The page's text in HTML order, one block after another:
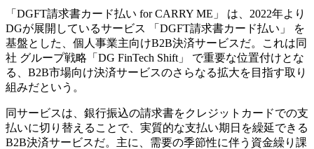
「DGFT請求書カード払い for CARRY ME」 は、2022年より
DGが展開しているサービス 「DGFT請求書カード払い」 を
基盤とした、個人事業主向けB2B決済サービスだ。これは同
社 グループ戦略「DG FinTech Shift」 で重要な位置付けとな
る、B2B市場向け決済サービスのさらなる拡大を目指す取り
組みだという。
同サービスは、銀行振込の請求書をクレジットカードでの支
払いに切り替えることで、実質的な支払い期日を繰延できる
B2B決済サービスだ。主に、需要の季節性に伴う資金繰り課